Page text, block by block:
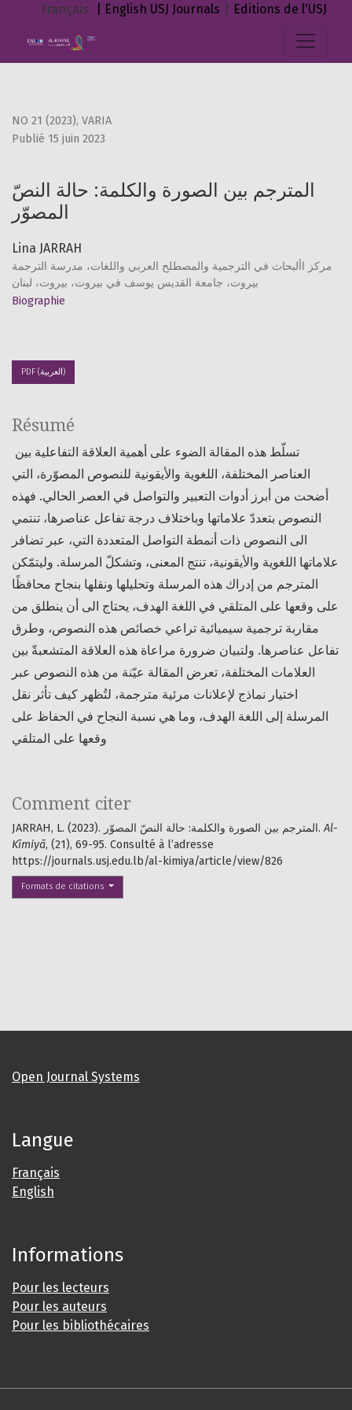
المترجم بين الصورة والكلمة: حالة النصّ المصوّر
Français | English USJ Journals Editions de l'USJ
NO 21 (2023), VARIA
المترجم بين الصورة والكلمة: حالة النصّ
المصوّر
Publié 15 juin 2023
Lina JARRAH
مركز األبحاث في الترجمية والمصطلح العربي واللغات، مدرسة الترجمة
بيروت، جامعة القديس يوسف في بيروت، بيروت، لبنان
Biographie
PDF (العربية)
Comment citer
JARRAH, L. (2023). المترجم بين الصورة والكلمة: حالة النصّ المصوّر.Al-
Kīmiyā, (21), 69-95. Consulté à l’adresse
https://journals.usj.edu.lb/al-kimiya/article/view/826
Formats de citations
Résumé
العناصر المختلفة، اللغوية والأيقونية للنصوص المصوّرة، التي
أضحت من أبرز أدوات التعبير والتواصل في العصر الحالي. فهذه
النصوص بتعددّ علاماتها وباختلاف درجة تفاعل عناصرها، تنتمي
الى النصوص ذات أنمطة التواصل المتعددة التي، عبر تضافر
علاماتها اللغوية والأيقونية، تنتج المعنى، وتشكلّ المرسلة. وليتمّكن
المترجم من إدراك هذه المرسلة وتحليلها ونقلها بنجاح محافظًا
على وقعها على المتلقي في اللغة الهدف، يحتاج الى أن ينطلق من
مقاربة ترجمية سيميائية تراعي خصائص هذه النصوص، وطرق
تفاعل عناصرها. ولتبيان ضرورة مراعاة هذه العلاقة المتشعبةّ بين
العلامات المختلفة، تعرض المقالة عيّنة من هذه النصوص عبر
اختيار نماذج لإعلانات مرئية مترجمة، لتُظهر كيف تأثر نقل
المرسلة إلى اللغة الهدف، وما هي نسبة النجاح في الحفاظ على
وقعها على المتلقي
Open Journal Systems
Langue
Français
English
Informations
Pour les lecteurs
Pour les auteurs
Pour les bibliothécaires